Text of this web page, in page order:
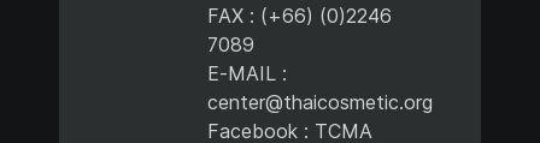
FAX : (+66) (0)2246
7089
E-MAIL :
center@thaicosmetic.org
Facebook : TCMA